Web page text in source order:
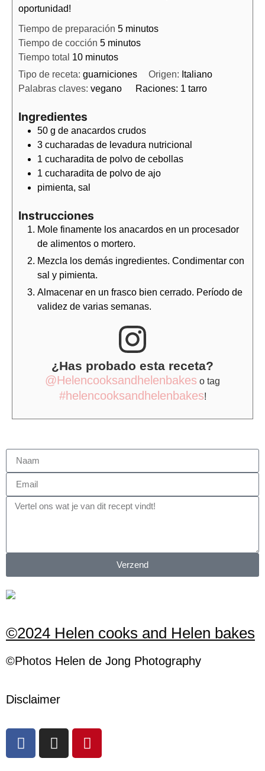
oportunidad!
Tiempo de preparación 5 minutos
Tiempo de cocción 5 minutos
Tiempo total 10 minutos
Tipo de receta: guarniciones Origen: Italiano
Palabras claves: vegano Raciones: 1 tarro
Ingredientes
50 g de anacardos crudos
3 cucharadas de levadura nutricional
1 cucharadita de polvo de cebollas
1 cucharadita de polvo de ajo
pimienta, sal
Instrucciones
Mole finamente los anacardos en un procesador
de alimentos o mortero.
Mezcla los demás ingredientes. Condimentar con
sal y pimienta.
Almacenar en un frasco bien cerrado. Período de
validez de varias semanas.
¿Has probado esta receta?
@Helencooksandhelenbakes o tag
#helencooksandhelenbakes!
Verzend
©2024 Helen cooks and Helen bakes
©Photos Helen de Jong Photography
Disclaimer